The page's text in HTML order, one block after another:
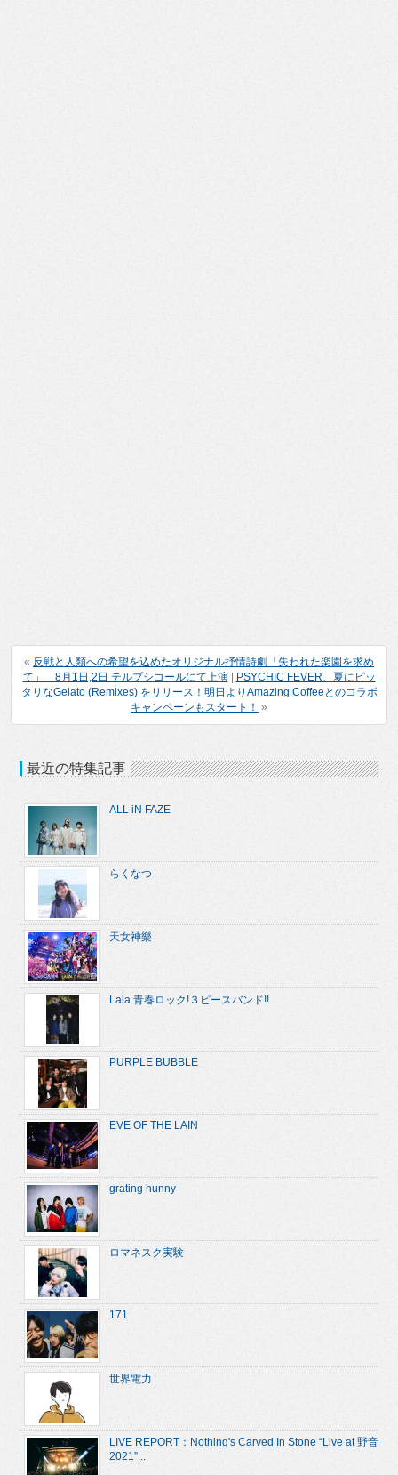
« 反戦と人類への希望を込めたオリジナル抒情詩劇「失われた楽園を求め
て」 8月1日,2日 テルプシコールにて上演|
PSYCHIC FEVER、夏にピッ
タリなGelato (Remixes) をリリース！明日よりAmazing Coffeeとのコラボ
キャンペーンもスタート！ »
最近の特集記事
ALL iN FAZE
らくなつ
天女神樂
Lala 青春ロック!３ピースバンド!!
PURPLE BUBBLE
EVE OF THE LAIN
grating hunny
ロマネスク実験
171
世界電力
LIVE REPORT：Nothing's Carved In Stone “Live at 野音
2021”...